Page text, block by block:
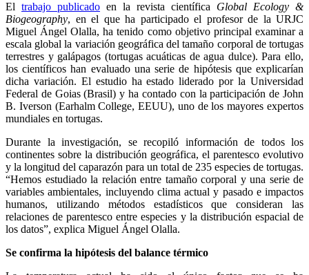
El trabajo publicado en la revista científica Global Ecology &
Biogeography, en el que ha participado el profesor de la URJC
Miguel Ángel Olalla, ha tenido como objetivo principal examinar a
escala global la variación geográfica del tamaño corporal de tortugas
terrestres y galápagos (tortugas acuáticas de agua dulce). Para ello,
los científicos han evaluado una serie de hipótesis que explicarían
dicha variación. El estudio ha estado liderado por la Universidad
Federal de Goias (Brasil) y ha contado con la participación de John
B. Iverson (Earhalm College, EEUU), uno de los mayores expertos
mundiales en tortugas.
Durante la investigación, se recopiló información de todos los
continentes sobre la distribución geográfica, el parentesco evolutivo
y la longitud del caparazón para un total de 235 especies de tortugas.
“Hemos estudiado la relación entre tamaño corporal y una serie de
variables ambientales, incluyendo clima actual y pasado e impactos
humanos, utilizando métodos estadísticos que consideran las
relaciones de parentesco entre especies y la distribución espacial de
los datos”, explica Miguel Ángel Olalla.
Se confirma la hipótesis del balance térmico